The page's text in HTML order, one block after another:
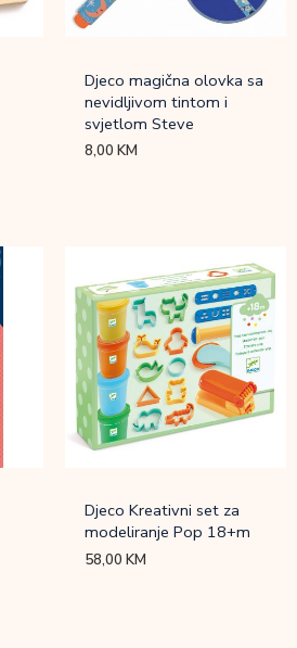
Djeco magična olovka sa
nevidljivom tintom i
svjetlom Steve
8,00KM
Djeco Kreativni set za
modeliranje Pop 18+m
58,00KM